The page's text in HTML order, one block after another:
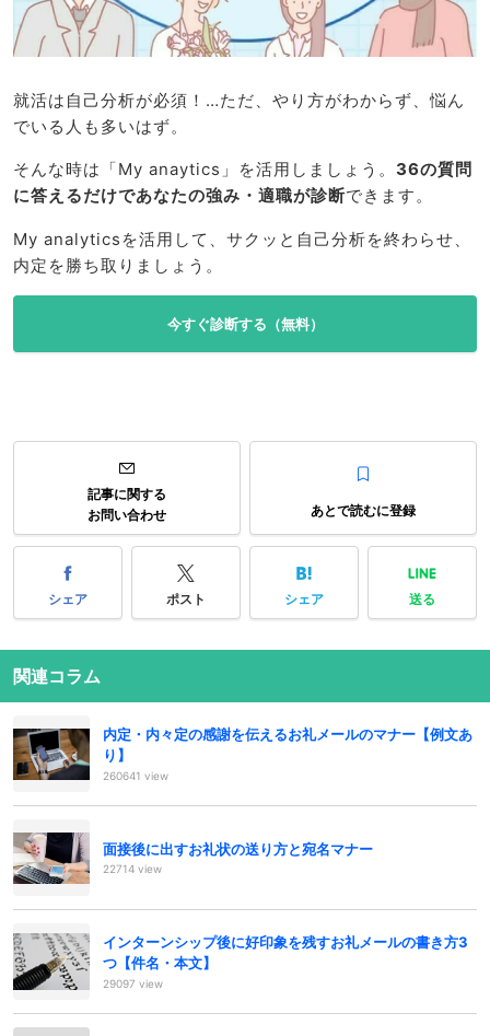
就活は自己分析が必須！…ただ、やり方がわからず、悩ん
でいる人も多いはず。
そんな時は「My anaytics」を活用しましょう。 36の質問
に答えるだけであなたの強み・適職が診断できます。
My analyticsを活用して、サクッと自己分析を終わらせ、
内定を勝ち取りましょう。
今すぐ診断する（無料）
記事に関する
お問い合わせ
あとで読むに登録
シェア ポスト シェア 送る
関連コラム
内定・内々定の感謝を伝えるお礼メールのマナー【例文あ
り】
260641 view
面接後に出すお礼状の送り方と宛名マナー
22714 view
インターンシップ後に好印象を残すお礼メールの書き方3
つ【件名・本文】
29097 view